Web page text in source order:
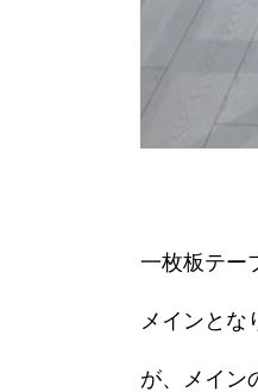
一枚板テー
メインとな
が、メイン